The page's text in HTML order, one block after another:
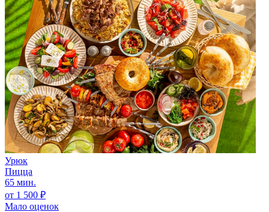
Урюк
Пицца
65 мин.
от 1 500 ₽
Мало оценок